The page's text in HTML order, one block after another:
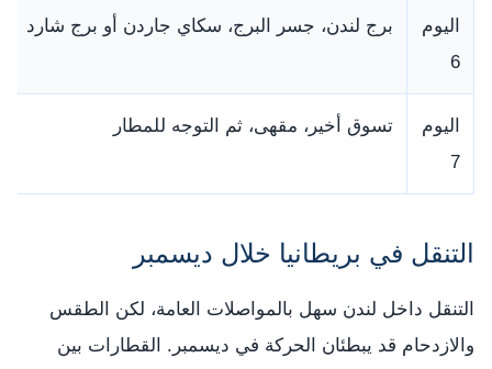
اليوم
6
برج لندن، جسر البرج، سكاي جاردن أو برج شارد
اليوم
7
تسوق أخير، مقهى، ثم التوجه للمطار
التنقل في بريطانيا خلال ديسمبر
التنقل داخل لندن سهل بالمواصلات العامة، لكن الطقس
والازدحام قد يبطئان الحركة في ديسمبر. القطارات بين